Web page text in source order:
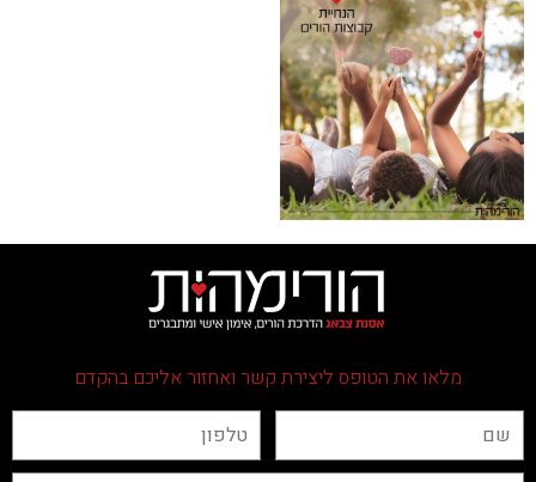
מלאו את הטופס ליצירת קשר ואחזור אליכם בהקדם